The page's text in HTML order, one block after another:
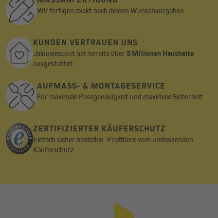
Wir benötigen deine Zustimmung, um den
YouTube Video-Service zu laden!
Wir verwenden einen Service eines Drittanbieters, um
deinen Aktivitäten sammeln. Bitte lies die Details durch
und stimme der Nutzung des Service zu, um dieses Video
Mehr Informationen
Wir fertigen exakt nach deinen Wunschvorgaben.
KUNDEN VERTRAUEN UNS
Jalousiescout hat bereits über 5 Millionen Haushalte
ausgestattet.
AUFMASS- & MONTAGESERVICE
Für maximale Passgenauigkeit und maximale Sicherheit.
ZERTIFIZIERTER KÄUFERSCHUTZ
Einfach sicher bestellen. Profitiere vom umfassenden
Käuferschutz.